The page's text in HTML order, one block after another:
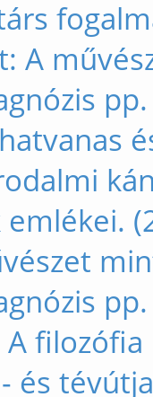
A
filozófia
és